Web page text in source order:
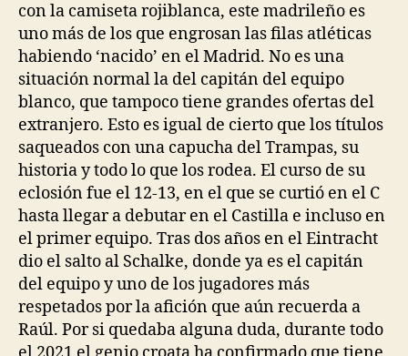
con la camiseta rojiblanca, este madrileño es
uno más de los que engrosan las filas atléticas
habiendo ‘nacido’ en el Madrid. No es una
situación normal la del capitán del equipo
blanco, que tampoco tiene grandes ofertas del
extranjero. Esto es igual de cierto que los títulos
saqueados con una capucha del Trampas, su
historia y todo lo que los rodea. El curso de su
eclosión fue el 12-13, en el que se curtió en el C
hasta llegar a debutar en el Castilla e incluso en
el primer equipo. Tras dos años en el Eintracht
dio el salto al Schalke, donde ya es el capitán
del equipo y uno de los jugadores más
respetados por la afición que aún recuerda a
Raúl. Por si quedaba alguna duda, durante todo